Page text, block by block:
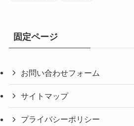
固定ページ
お問い合わせフォーム
サイトマップ
プライバシーポリシー